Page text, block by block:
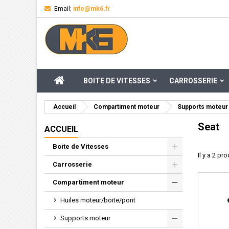
Email: info@mk6.fr
ACCUEILBOITE DE VITESSES CARROSSERIE
Accueil Compartiment moteur Supports moteur
ACCUEIL
Boite de Vitesses
Carrosserie
Compartiment moteur
Huiles moteur/boite/pont
Supports moteur
Seat
Il y a 2